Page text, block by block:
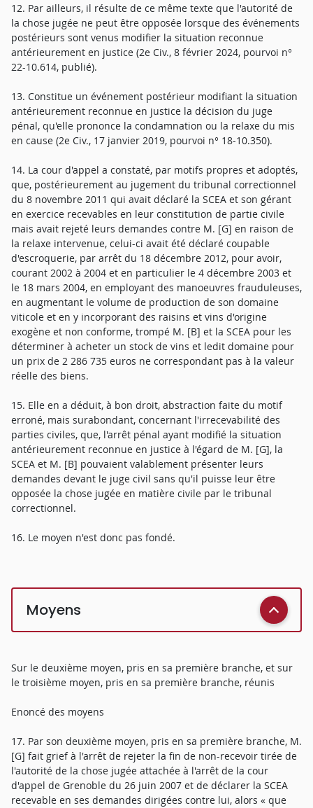
12. Par ailleurs, il résulte de ce même texte que l'autorité de
la chose jugée ne peut être opposée lorsque des événements
postérieurs sont venus modifier la situation reconnue
antérieurement en justice (2e Civ., 8 février 2024, pourvoi n°
22-10.614, publié).
13. Constitue un événement postérieur modifiant la situation
antérieurement reconnue en justice la décision du juge
pénal, qu'elle prononce la condamnation ou la relaxe du mis
en cause (2e Civ., 17 janvier 2019, pourvoi n° 18-10.350).
14. La cour d'appel a constaté, par motifs propres et adoptés,
que, postérieurement au jugement du tribunal correctionnel
du 8 novembre 2011 qui avait déclaré la SCEA et son gérant
en exercice recevables en leur constitution de partie civile
mais avait rejeté leurs demandes contre M. [G] en raison de
la relaxe intervenue, celui-ci avait été déclaré coupable
d'escroquerie, par arrêt du 18 décembre 2012, pour avoir,
courant 2002 à 2004 et en particulier le 4 décembre 2003 et
le 18 mars 2004, en employant des manoeuvres frauduleuses,
en augmentant le volume de production de son domaine
viticole et en y incorporant des raisins et vins d'origine
exogène et non conforme, trompé M. [B] et la SCEA pour les
déterminer à acheter un stock de vins et ledit domaine pour
un prix de 2 286 735 euros ne correspondant pas à la valeur
réelle des biens.
15. Elle en a déduit, à bon droit, abstraction faite du motif
erroné, mais surabondant, concernant l'irrecevabilité des
parties civiles, que, l'arrêt pénal ayant modifié la situation
antérieurement reconnue en justice à l'égard de M. [G], la
SCEA et M. [B] pouvaient valablement présenter leurs
demandes devant le juge civil sans qu'il puisse leur être
opposée la chose jugée en matière civile par le tribunal
correctionnel.
16. Le moyen n'est donc pas fondé.
Moyens
Sur le deuxième moyen, pris en sa première branche, et sur
le troisième moyen, pris en sa première branche, réunis
Enoncé des moyens
17. Par son deuxième moyen, pris en sa première branche, M.
[G] fait grief à l'arrêt de rejeter la fin de non-recevoir tirée de
l'autorité de la chose jugée attachée à l'arrêt de la cour
d'appel de Grenoble du 26 juin 2007 et de déclarer la SCEA
recevable en ses demandes dirigées contre lui, alors « que